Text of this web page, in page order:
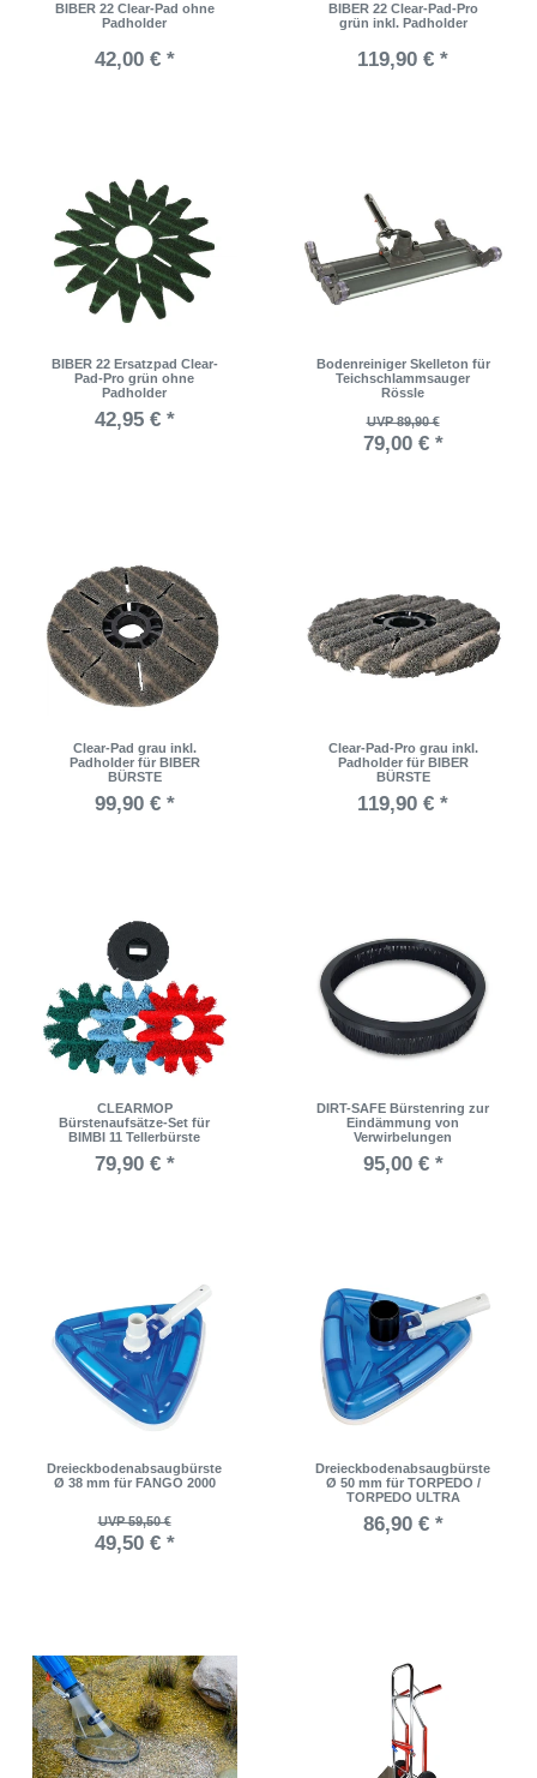
BIBER 22 Clear-Pad ohne
Padholder
42,00 € *
BIBER 22 Clear-Pad-Pro
grün inkl. Padholder
119,90 € *
BIBER 22 Ersatzpad Clear-
Pad-Pro grün ohne
Padholder
42,95 € *
Bodenreiniger Skelleton für
Teichschlammsauger
Rössle
UVP 89,90 €
79,00 € *
Clear-Pad grau inkl.
Padholder für BIBER
BÜRSTE
99,90 € *
Clear-Pad-Pro grau inkl.
Padholder für BIBER
BÜRSTE
119,90 € *
CLEARMOP
Bürstenaufsätze-Set für
BIMBI 11 Tellerbürste
79,90 € *
DIRT-SAFE Bürstenring zur
Eindämmung von
Verwirbelungen
95,00 € *
Dreieckbodenabsaugbürste
Ø 38 mm für FANGO 2000
UVP 59,50 €
49,50 € *
Dreieckbodenabsaugbürste
Ø 50 mm für TORPEDO /
TORPEDO ULTRA
86,90 € *